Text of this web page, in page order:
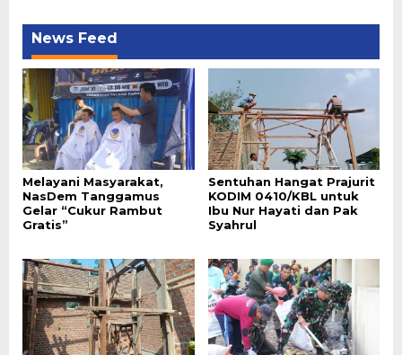
News Feed
Melayani Masyarakat,
NasDem Tanggamus
Gelar “Cukur Rambut
Gratis”
Sentuhan Hangat Prajurit
KODIM 0410/KBL untuk
Ibu Nur Hayati dan Pak
Syahrul